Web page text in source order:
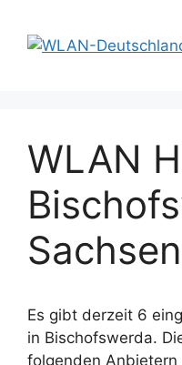
Inhalt
springen
WLAN
Sachsen
Es gibt derzeit 6
in Bischofswerda.
folgenden